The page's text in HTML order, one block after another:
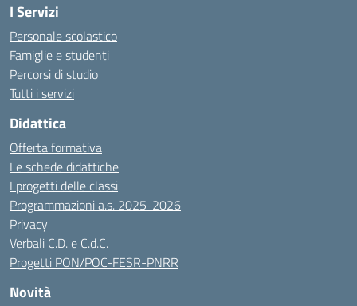
I Servizi
Personale scolastico
Famiglie e studenti
Percorsi di studio
Tutti i servizi
Didattica
Offerta formativa
Le schede didattiche
I progetti delle classi
Programmazioni a.s. 2025-2026
Privacy
Verbali C.D. e C.d.C.
Progetti PON/POC-FESR-PNRR
Novità